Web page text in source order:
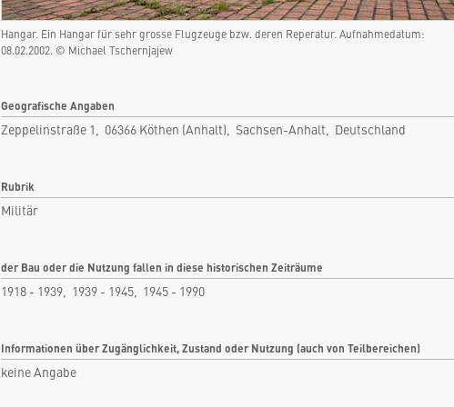
Hangar. Ein Hangar für sehr grosse Flugzeuge bzw. deren Reperatur. Aufnahmedatum:
08.02.2002. © Michael Tschernjajew
Geografische Angaben
Zeppelinstraße 1, 06366 Köthen (Anhalt), Sachsen-Anhalt, Deutschland
Rubrik
Militär
der Bau oder die Nutzung fallen in diese historischen Zeiträume
1918 - 1939, 1939 - 1945, 1945 - 1990
Informationen über Zugänglichkeit, Zustand oder Nutzung (auch von Teilbereichen)
keine Angabe
Köthen (Anhalt), Sachsen-Anhalt,
Deutschland
Rubrik: Militär
Fachartikel
Kommentare
Dokumente